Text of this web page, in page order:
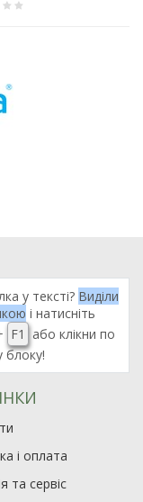
4.6
у тексті? Виділи
і натисніть
F1
або клікни по
блоку!
і оплата
та сервіс